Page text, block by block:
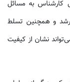
به مسائل
ارشد و همچنین تسلط
نشان از کیفیت